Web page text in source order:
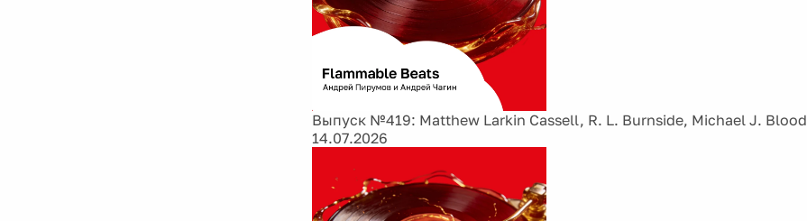
Выпуск №419: Matthew Larkin Cassell, R. L. Burnside, Michael J. Blood
14.07.2026